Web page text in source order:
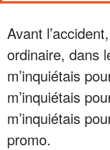
Avant
ordinaire, dans
m’inquiétais
m’inquiétais
m’inquiétais
promo.